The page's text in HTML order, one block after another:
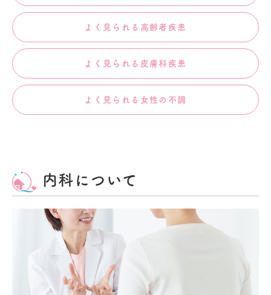
よく見られる高齢者疾患
よく見られる皮膚科疾患
よく見られる女性の不調
内科について